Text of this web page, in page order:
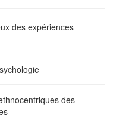
des expériences
des